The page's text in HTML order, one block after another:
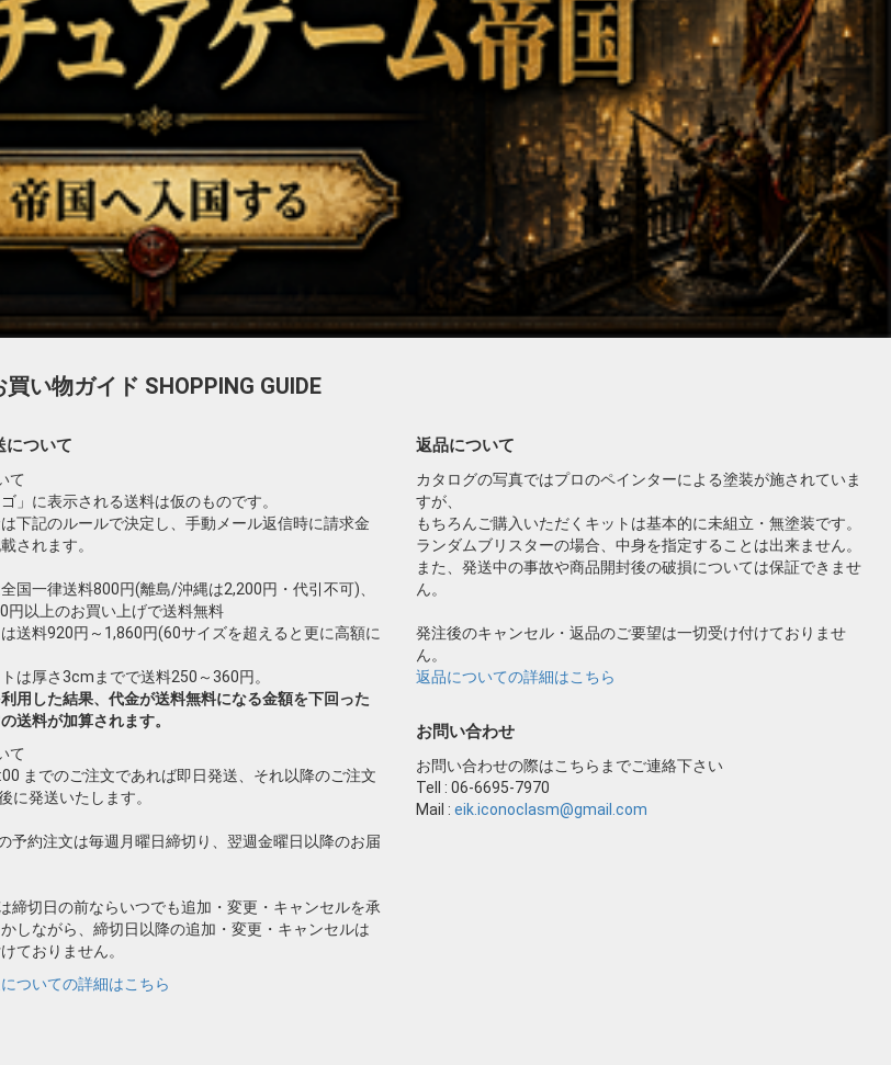
買い物ガイド SHOPPING GUIDE
について
て
ゴ」に表示される送料は仮のものです。
下記のルールで決定し、手動メール返信時に請求金
されます。
国一律送料800円(離島/沖縄は2,200円・代引不可)、
円以上のお買い上げで送料無料
送料920円～1,860円(60サイズを超えると更に高額に
は厚さ3cmまでで送料250～360円。
用した結果、代金が送料無料になる金額を下回った
送料が加算されます。
て
までのご注文であれば即日発送、それ以降のご注文
に発送いたします。
予約注文は毎週月曜日締切り、翌週金曜日以降のお届
締切日の前ならいつでも追加・変更・キャンセルを承
しながら、締切日以降の追加・変更・キャンセルは
ておりません。
ついての詳細はこちら
返品について
カタログの写真ではプロのペインターによる塗装が施されていま
すが、
もちろんご購入いただくキットは基本的に未組立・無塗装です。
ランダムブリスターの場合、中身を指定することは出来ません。
また、発送中の事故や商品開封後の破損については保証できませ
ん。
発注後のキャンセル・返品のご要望は一切受け付けておりませ
ん。
返品についての詳細はこちら
お問い合わせ
お問い合わせの際はこちらまでご連絡下さい
Tell : 06-6695-7970
Mail : eik.iconoclasm@gmail.com